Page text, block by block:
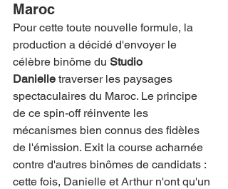
Maroc
Pour cette toute nouvelle formule, la
production a décidé d'envoyer le
célèbre binôme du Studio
Danielle traverser les paysages
spectaculaires du Maroc. Le principe
de ce spin-off réinvente les
mécanismes bien connus des fidèles
de l'émission. Exit la course acharnée
contre d'autres binômes de candidats :
cette fois, Danielle et Arthur n'ont qu'un